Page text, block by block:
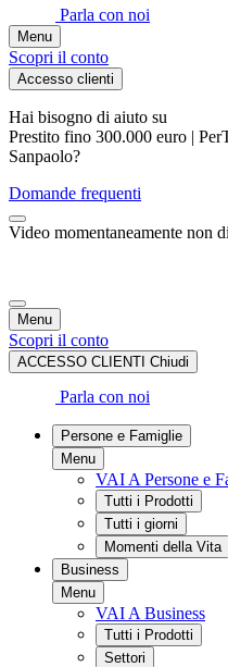
Parla con noi
Menu
Scopri il conto
Accesso clienti
Hai bisogno di aiuto su
Prestito fino 300.000 euro |
Sanpaolo?
Domande frequenti
Video momentaneamente non
Menu
Scopri il conto
ACCESSO CLIENTI Chiudi
Parla con noi
Persone e Famiglie
Menu
VAI A Persone e
Tutti i Prodotti
Tutti i giorni
Momenti della Vita
Business
Menu
VAI A Business
Tutti i Prodotti
Settori